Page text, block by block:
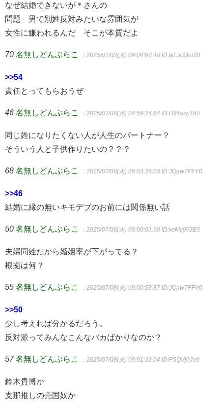
なぜ結婚できないが＊さんの
問題 男で別姓反対みたいな雰囲気が
女性に嫌われるんだ そこが本質だよ
70 名無しどんぶらこ ：2025/07/08(火) 09:04:00.48 ID:wEJcMorZ0
>>54
責任とってもらおうぜ
46 名無しどんぶらこ ：2025/07/08(火) 08:59:24.84 ID:Hk6azpTh0
同じ姓になりたくない人が人生のパートナー？
そういう人と子供作りたいの？？？
68 名無しどんぶらこ ：2025/07/08(火) 09:03:29.03 ID:JQaw7PFY0
>>46
結婚に縁の無いキモデブのお前には関係無い話
50 名無しどんぶらこ ：2025/07/08(火) 09:00:01.90 ID:xsMcjKGE0
夫婦同姓だから婚姻率が下がってる？
根拠は何？
55 名無しどんぶらこ ：2025/07/08(火) 09:00:53.87 ID:JQaw7PFY0
>>50
少し考えれば分かるだろう。
反対派ってみんなこんなバカばかりなのか？
57 名無しどんぶらこ ：2025/07/08(火) 09:01:33.04 ID:P5QVj0Je0
鈴木貴博か
支那推しの売国奴か